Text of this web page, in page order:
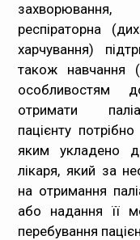
респіраторна
харчування)
також навчання
отримати
пацієнту
яким укладено
лікаря, який за
на отримання
або надання її
перебування